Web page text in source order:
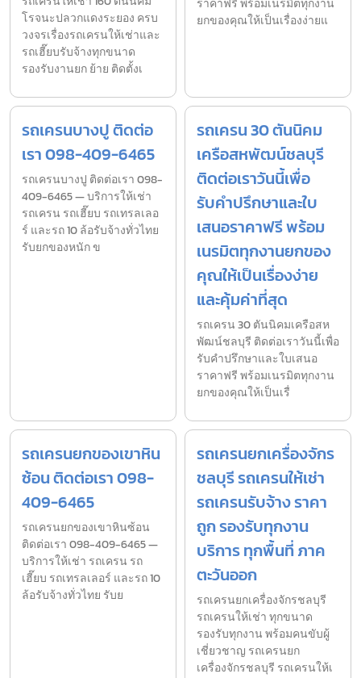
โรจนะปลวกแดงระยอง ครบ
วงจรเรื่องรถเครนให้เช่าและ
รถเฮี๊ยบรับจ้างทุกขนาด
รองรับงานยก ย้าย ติดตั้งเ
ราคาฟรี พร้อมเนรมิตทุกงาน
ยกของคุณให้เป็นเรื่องง่ายแ
รถเครนบางปู ติดต่อ
เรา 098-409-6465
รถเครนบางปู ติดต่อเรา 098-
409-6465 — บริการให้เช่า
รถเครน รถเฮี๊ยบ รถเทรลเลอ
ร์ และรถ 10 ล้อรับจ้างทั่วไทย
รับยกของหนัก ข
รถเครน 30 ตันนิคม
เครือสหพัฒน์ชลบุรี
ติดต่อเราวันนี้เพื่อ
รับคำปรึกษาและใบ
เสนอราคาฟรี พร้อม
เนรมิตทุกงานยกของ
คุณให้เป็นเรื่องง่าย
และคุ้มค่าที่สุด
รถเครน 30 ตันนิคมเครือสห
พัฒน์ชลบุรี ติดต่อเราวันนี้เพื่อ
รับคำปรึกษาและใบเสนอ
ราคาฟรี พร้อมเนรมิตทุกงาน
ยกของคุณให้เป็นเรื่
รถเครนยกของเขาหิน
ซ้อน ติดต่อเรา 098-
409-6465
รถเครนยกของเขาหินซ้อน
ติดต่อเรา 098-409-6465 —
บริการให้เช่า รถเครน รถ
เฮี๊ยบ รถเทรลเลอร์ และรถ 10
ล้อรับจ้างทั่วไทย รับย
รถเครนยกเครื่องจักร
ชลบุรี รถเครนให้เช่า
รถเครนรับจ้าง ราคา
ถูก รองรับทุกงาน
บริการ ทุกพื้นที่ ภาค
ตะวันออก
รถเครนยกเครื่องจักรชลบุรี
รถเครนให้เช่า ทุกขนาด
รองรับทุกงาน พร้อมคนขับผู้
เชี่ยวชาญ รถเครนยก
เครื่องจักรชลบุรี รถเครนให้เ